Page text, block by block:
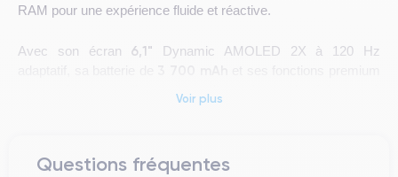
RAM pour une expérience fluide et réactive.
Avec son écran 6,1" Dynamic AMOLED 2X à 120 Hz
l’eau IP68, le Galaxy S22 est idéal pour ceux qui recherchent
Voir plus
Questions fréquentes